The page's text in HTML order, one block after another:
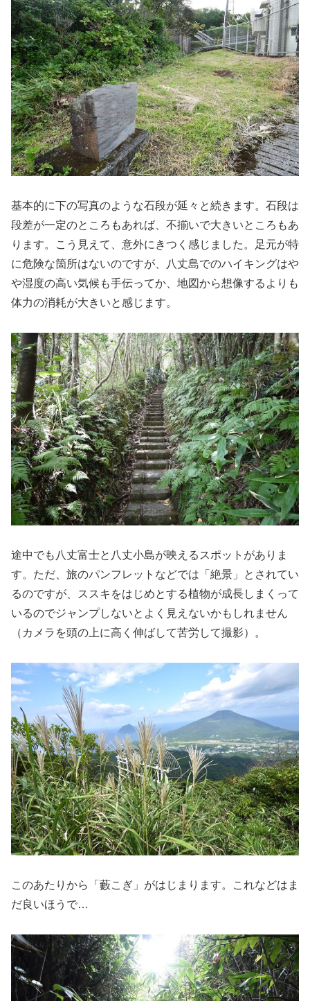
基本的に下の写真のような石段が延々と続きます。石段は
段差が一定のところもあれば、不揃いで大きいところもあ
ります。こう見えて、意外にきつく感じました。足元が特
に危険な箇所はないのですが、八丈島でのハイキングはや
や湿度の高い気候も手伝ってか、地図から想像するよりも
体力の消耗が大きいと感じます。
途中でも八丈富士と八丈小島が映えるスポットがありま
す。ただ、旅のパンフレットなどでは「絶景」とされてい
るのですが、ススキをはじめとする植物が成長しまくって
いるのでジャンプしないとよく見えないかもしれません
（カメラを頭の上に高く伸ばして苦労して撮影）。
このあたりから「藪こぎ」がはじまります。これなどはま
だ良いほうで…